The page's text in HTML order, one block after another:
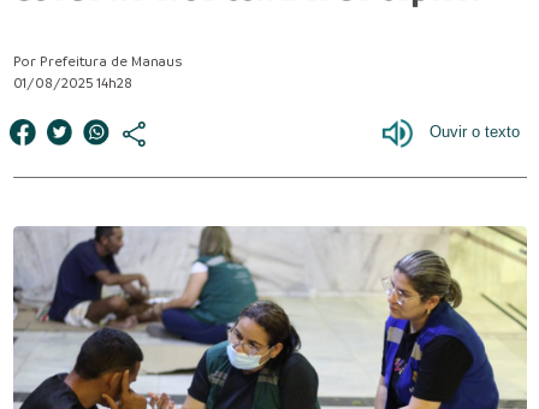
Por Prefeitura de Manaus
01/08/2025 14h28